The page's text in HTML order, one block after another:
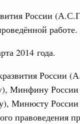
России
работе.
2014 года.
России
Минфину
Минюсту России
правоведения